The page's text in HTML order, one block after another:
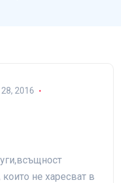
2016
които не харесват в